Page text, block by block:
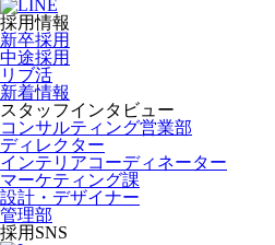
採用情報
新卒採用
中途採用
リブ活
新着情報
スタッフインタビュー
コンサルティング営業部
ディレクター
インテリアコーディネーター
マーケティング課
設計・デザイナー
管理部
採用SNS